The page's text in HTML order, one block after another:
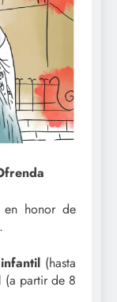
en honor de
(hasta
(a partir de 8